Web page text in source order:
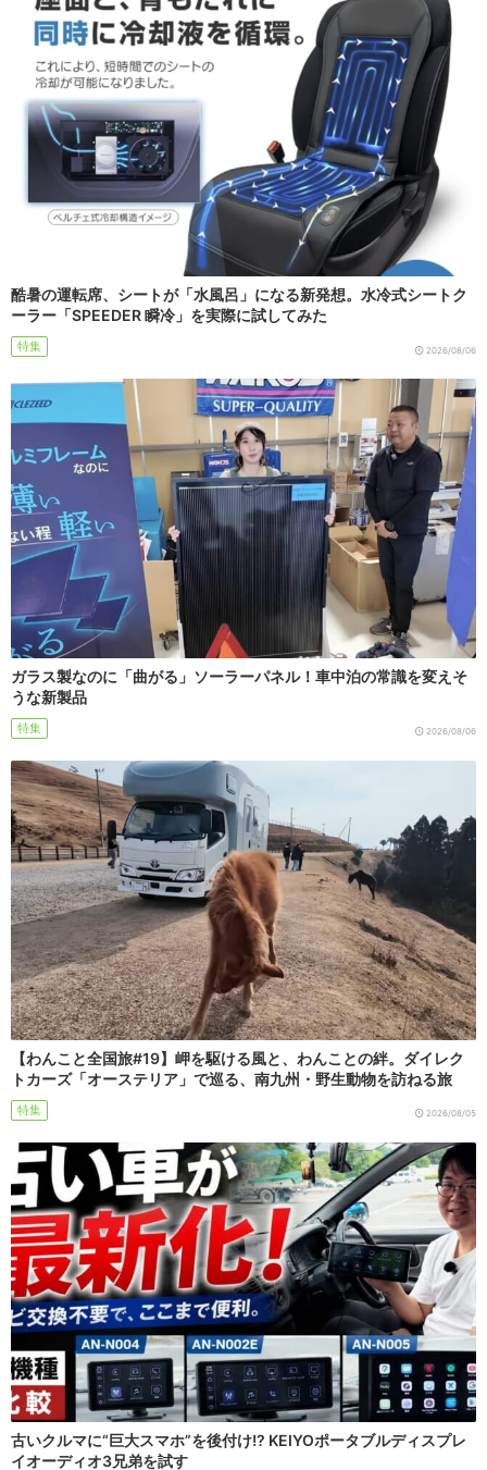
酷暑の運転席、シートが「水風呂」になる新発想。水冷式シートク
ーラー「SPEEDER 瞬冷」を実際に試してみた
特集 2026/08/06
ガラス製なのに「曲がる」ソーラーパネル！車中泊の常識を変えそ
うな新製品
特集 2026/08/06
【わんこと全国旅#19】岬を駆ける風と、わんことの絆。ダイレク
トカーズ「オーステリア」で巡る、南九州・野生動物を訪ねる旅
特集 2026/08/05
古いクルマに“巨大スマホ”を後付け!? KEIYOポータブルディスプレ
イオーディオ3兄弟を試す